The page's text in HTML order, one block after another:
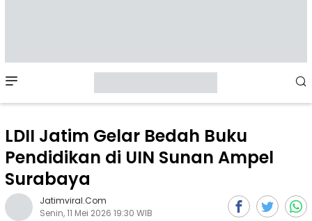
Menu
LDII Jatim Gelar Bedah Buku
Pendidikan di UIN Sunan Ampel
Surabaya
Jatimviral.com
Senin, 11 Mei 2026 19:30 WIB